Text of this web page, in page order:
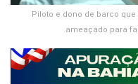
Piloto e dono de barco
ameaçado para